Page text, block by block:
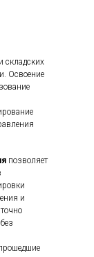
складских
Освоение
позволяет
и